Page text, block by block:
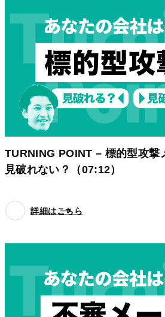
TURNING POINT – 標的型攻撃
見破れない？（07:12）
詳細はこちら